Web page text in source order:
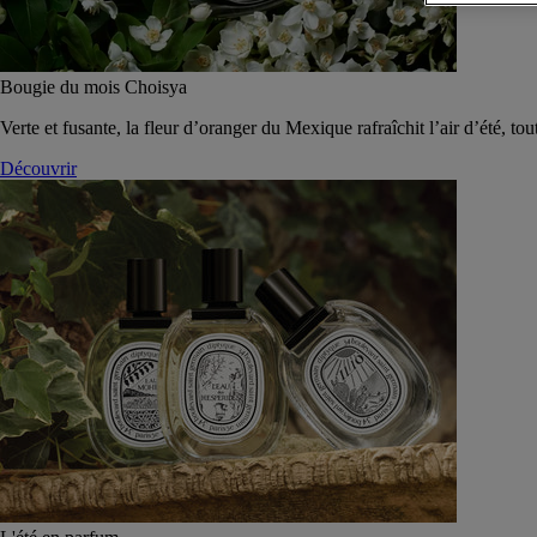
Bougie du mois Choisya
Verte et fusante, la fleur d’oranger du Mexique rafraîchit l’air d’été,
Découvrir